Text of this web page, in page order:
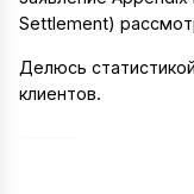
Settlement)
Делюсь
клиентов.